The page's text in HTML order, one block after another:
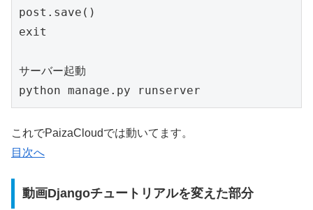
post.save()
exit
サーバー起動
python manage.py runserver
これでPaizaCloudでは動いてます。
目次へ
動画Djangoチュートリアルを変えた部分